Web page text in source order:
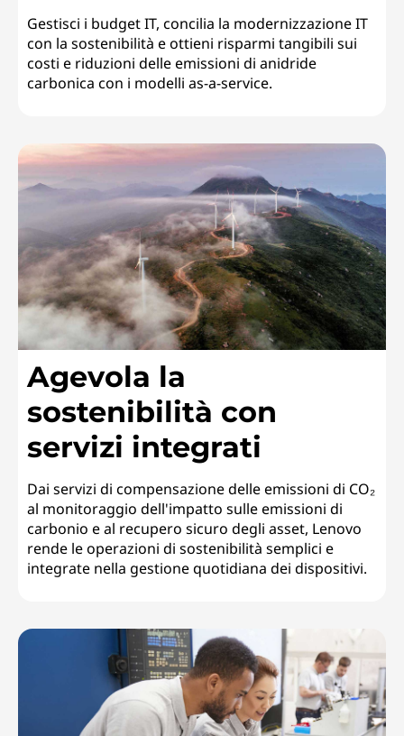
Gestisci i budget IT, concilia la modernizzazione IT
con la sostenibilità e ottieni risparmi tangibili sui
costi e riduzioni delle emissioni di anidride
carbonica con i modelli as-a-service.
Agevola la
sostenibilità con
servizi integrati
Dai servizi di compensazione delle emissioni di CO₂
al monitoraggio dell'impatto sulle emissioni di
carbonio e al recupero sicuro degli asset, Lenovo
rende le operazioni di sostenibilità semplici e
integrate nella gestione quotidiana dei dispositivi.